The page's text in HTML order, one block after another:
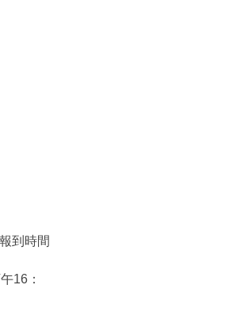
到時間
16：